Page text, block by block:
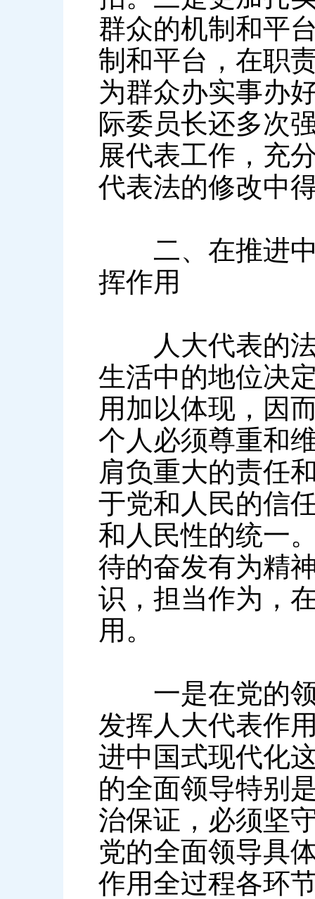
群众的机制和平
制和平台，在职
为群众办实事办
际委员长还多次
展代表工作，充
代表法的修改中
二、在推进中
挥作用
人大代表的法
生活中的地位决
用加以体现，因
个人必须尊重和
肩负重大的责任
于党和人民的信
和人民性的统一
待的奋发有为精
识，担当作为，
用。
一是在党的领
发挥人大代表作
进中国式现代化
的全面领导特别
治保证，必须坚
党的全面领导具
作用全过程各环